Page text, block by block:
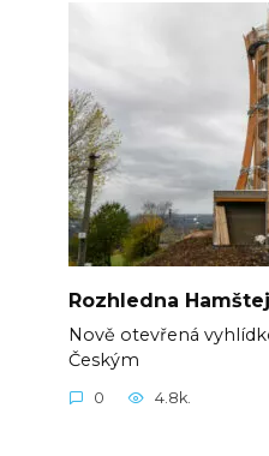
Rozhledna
Nově otevřená
Českým
0 4.8k.